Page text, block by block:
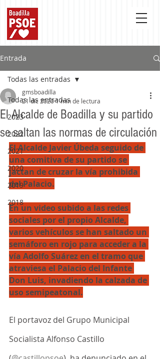
Entrada
Todas las entradas
2023
2022
2021
2020
2019
2018
Todas las entradas
El Alcalde de Boadilla y su partido
se saltan las normas de circulación
gmsboadilla
21 dic 20201 min de lectura
El Alcalde Javier Úbeda seguido de
una comitiva de su partido se
jactan de cruzar la vía prohibida
del Palacio.
En un video subido a las redes
sociales por el propio Alcalde,
varios vehículos se han saltado un
semáforo en rojo para acceder a la
vía Adolfo Suárez en el tramo que
atraviesa el Palacio del Infante
Don Luis, invadiendo la calzada de
uso semipeatonal.
El portavoz del Grupo Municipal
Socialista Alfonso Castillo